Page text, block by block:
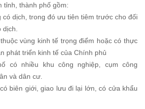
tỉnh, thành phố gồm:
có dịch, trong đó ưu tiên tiêm trước cho đối
vùng kinh tế trọng điểm hoặc có thực
phát triển kinh tế của Chính phủ
có nhiều khu công nghiệp, cụm công
và dân cư.
biên giới, giao lưu đi lại lớn, có cửa khẩu